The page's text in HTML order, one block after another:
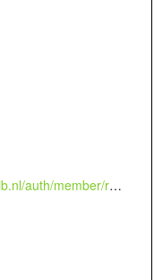
https://meerdance.gotgrib.nl/auth/member/register?date=31-10-2024&activities_details_id=124292